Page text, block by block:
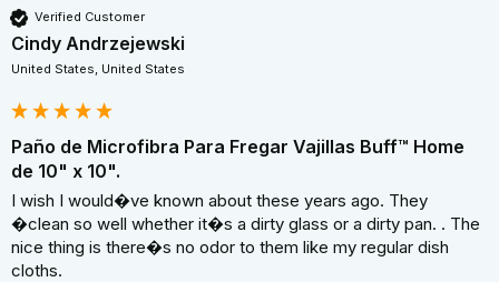
Verified Customer
Cindy Andrzejewski
United States, United States
Paño de Microfibra Para Fregar Vajillas Buff™ Home
de 10" x 10".
I wish I would�ve known about these years ago. They
�clean so well whether it�s a dirty glass or a dirty pan. . The
nice thing is there�s no odor to them like my regular dish
cloths.